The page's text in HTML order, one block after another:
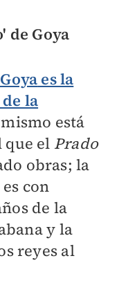
de Goya
Goya es la
la
está
que el Prado
obras; la
con
de la
y la
reyes al